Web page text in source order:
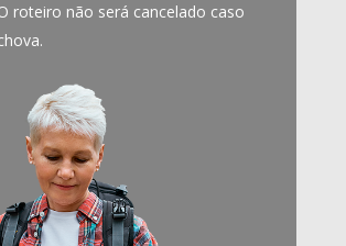
roteiro não será cancelado caso